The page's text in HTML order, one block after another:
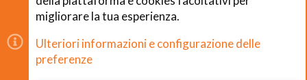
Copyright © CHEFS.0 Training S.R.L. 2018 − 2026
È vietata la riproduzione non autorizzata di contenuti e
migliorare la tua esperienza.
Ulteriori informazioni e configurazione delle
preferenze